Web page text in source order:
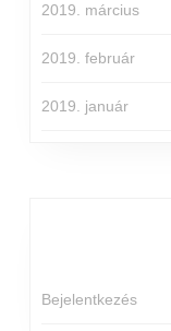
2019. március
2019. február
2019. január
Bejelentkezés